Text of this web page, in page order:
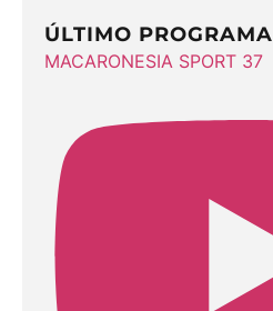
ÚLTIMO PROGRAMA
MACARONESIA SPORT 37